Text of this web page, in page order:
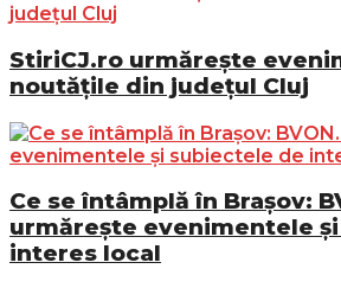
StiriCJ.ro urmărește
noutățile din județul Cluj
Ce se întâmplă în Brașov:
urmărește evenimentele
interes local